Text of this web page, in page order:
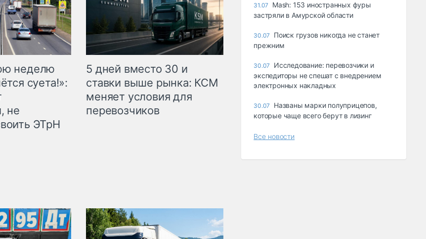
неделю
суета!»:
не
ЭТрН
5 дней вместо 30 и
ставки выше рынка: КСМ
меняет условия для
перевозчиков
31.07
Mash: 153 иностранных фуры
застряли в Амурской области
30.07
Поиск грузов никогда не станет
прежним
30.07
Исследование: перевозчики и
экспедиторы не спешат с внедрением
электронных накладных
30.07
Названы марки полуприцепов,
которые чаще всего берут в лизинг
Все новости